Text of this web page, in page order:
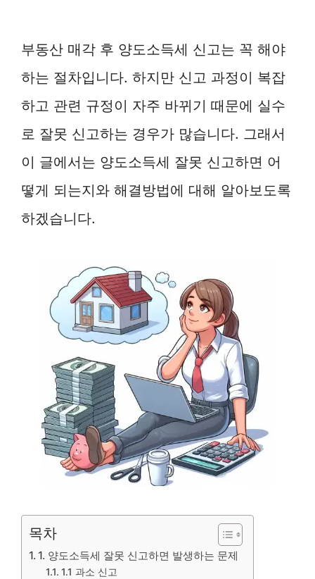
부동산 매각 후 양도소득세 신고는 꼭 해야
하는 절차입니다. 하지만 신고 과정이 복잡
하고 관련 규정이 자주 바뀌기 때문에 실수
로 잘못 신고하는 경우가 많습니다. 그래서
이 글에서는 양도소득세 잘못 신고하면 어
떻게 되는지와 해결방법에 대해 알아보도록
하겠습니다.
목차
1. 양도소득세 잘못 신고하면 발생하는 문제
1.1 과소 신고